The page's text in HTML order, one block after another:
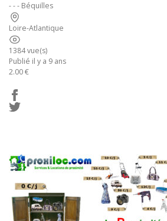
- - - Béquilles
Loire-Atlantique
1384 vue(s)
Publié il y a 9 ans
2.00 €